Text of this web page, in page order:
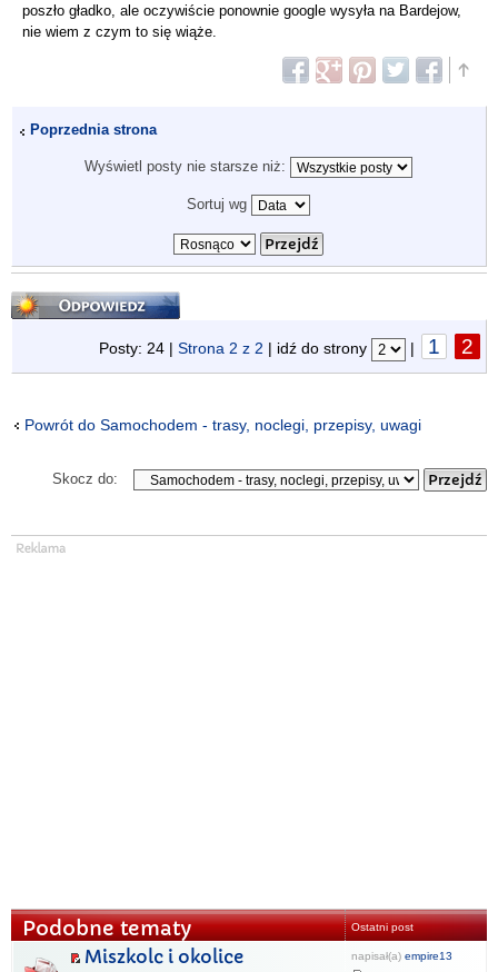
poszło gładko, ale oczywiście ponownie google wysyła na Bardejow,
nie wiem z czym to się wiąże.
Poprzednia strona
Wyświetl posty nie starsze niż:
Sortuj wg
Odpowiedz
Posty: 24 | Strona 2 z 2 | idź do strony | 1 2
Powrót do Samochodem - trasy, noclegi, przepisy, uwagi
Skocz do:
Podobne tematy Ostatni post
Miszkolc i okolice napisał(a) empire13